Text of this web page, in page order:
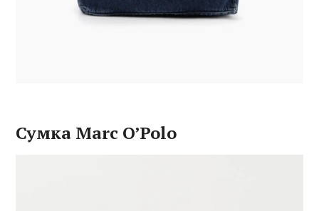
Сумка Marc O’Polo